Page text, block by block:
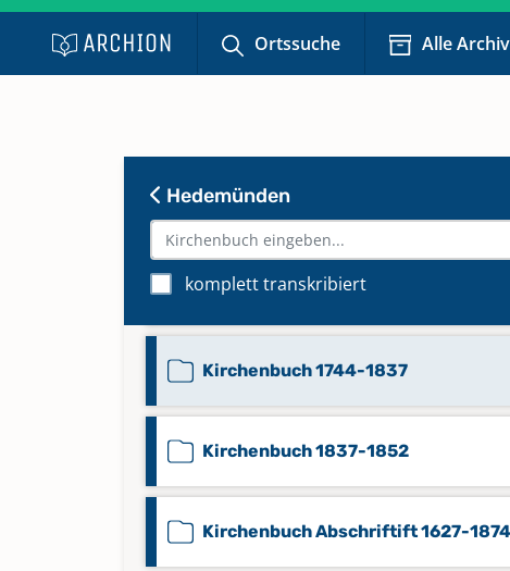
Ortssuche Alle
Hedemünden
komplett transkribiert
Kirchenbuch 1588-1772
Kirchenbuch 1744-1837
Kirchenbuch 1837-1852
Kirchenbuch Abschriftift 1627-1874